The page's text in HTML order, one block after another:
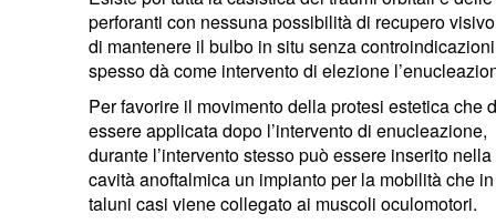
perforanti con nessuna possibilità di recupero
di mantenere il bulbo in situ senza
spesso dà come intervento di elezione
Per favorire il movimento della protesi estetica che
essere applicata dopo l’intervento di enucleazione,
durante l’intervento stesso può essere inserito nella
cavità anoftalmica un impianto per la mobilità che in
taluni casi viene collegato ai muscoli oculomotori.